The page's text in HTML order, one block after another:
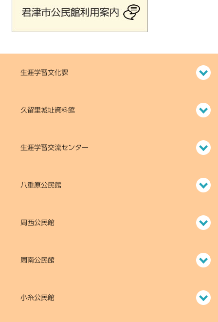
生涯学習文化課
久留里城址資料館
生涯学習交流センター
八重原公民館
周西公民館
周南公民館
小糸公民館